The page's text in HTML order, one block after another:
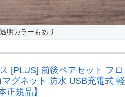
明カラーもあり
[PLUS] 前後ペアセット フロ
グネット 防水 USB充電式 軽
正規品】